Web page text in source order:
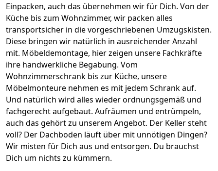
Einpacken, auch das übernehmen wir für Dich. Von der
Küche bis zum Wohnzimmer, wir packen alles
transportsicher in die vorgeschriebenen Umzugskisten.
Diese bringen wir natürlich in ausreichender Anzahl
mit. Möbeldemontage, hier zeigen unsere Fachkräfte
ihre handwerkliche Begabung. Vom
Wohnzimmerschrank bis zur Küche, unsere
Möbelmonteure nehmen es mit jedem Schrank auf.
Und natürlich wird alles wieder ordnungsgemäß und
fachgerecht aufgebaut. Aufräumen und entrümpeln,
auch das gehört zu unserem Angebot. Der Keller steht
voll? Der Dachboden läuft über mit unnötigen Dingen?
Wir misten für Dich aus und entsorgen. Du brauchst
Dich um nichts zu kümmern.